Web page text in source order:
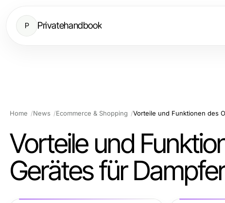
P Privatehandbook
Home News Ecommerce & Shopping Vorteile und Funktionen des
Vorteile und
Gerätes für